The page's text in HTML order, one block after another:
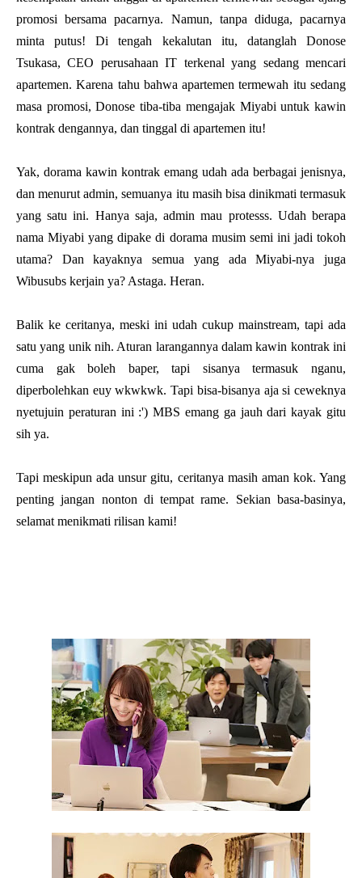
promosi bersama pacarnya. Namun, tanpa diduga, pacarnya
minta putus! Di tengah kekalutan itu, datanglah Donose
Tsukasa, CEO perusahaan IT terkenal yang sedang mencari
apartemen. Karena tahu bahwa apartemen termewah itu sedang
masa promosi, Donose tiba-tiba mengajak Miyabi untuk kawin
kontrak dengannya, dan tinggal di apartemen itu!
Yak, dorama kawin kontrak emang udah ada berbagai jenisnya,
dan menurut admin, semuanya itu masih bisa dinikmati termasuk
yang satu ini. Hanya saja, admin mau protesss. Udah berapa
nama Miyabi yang dipake di dorama musim semi ini jadi tokoh
utama? Dan kayaknya semua yang ada Miyabi-nya juga
Wibusubs kerjain ya? Astaga. Heran.
Balik ke ceritanya, meski ini udah cukup mainstream, tapi ada
satu yang unik nih. Aturan larangannya dalam kawin kontrak ini
cuma gak boleh baper, tapi sisanya termasuk nganu,
diperbolehkan euy wkwkwk. Tapi bisa-bisanya aja si ceweknya
nyetujuin peraturan ini :') MBS emang ga jauh dari kayak gitu
sih ya.
Tapi meskipun ada unsur gitu, ceritanya masih aman kok. Yang
penting jangan nonton di tempat rame. Sekian basa-basinya,
selamat menikmati rilisan kami!